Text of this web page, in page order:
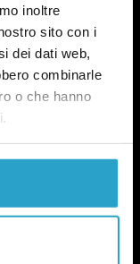
inoltre
sito con i
dei dati web,
combinarle
o che hanno